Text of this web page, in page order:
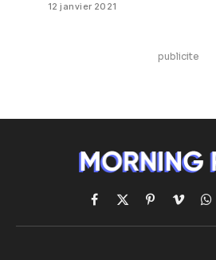
12 janvier 2021
publicite
Facebook
X
(Twitter)
Pinterest
Vimeo